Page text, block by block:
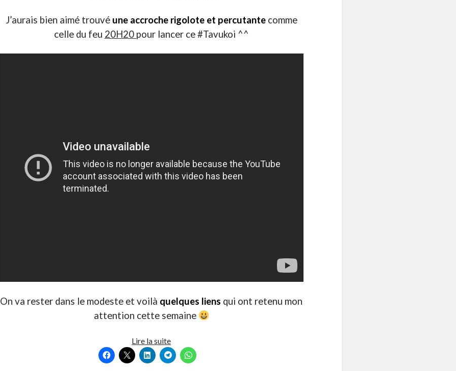
J’aurais bien aimé trouvé une accroche rigolote et percutantecomme
celle du feu 20H20 pour lancer ce #Tavukoi ^^
On va rester dans le modeste et voilà quelques liens qui ont retenu mon
attention cette semaine
Lire la suiteT’as
vu
quoi